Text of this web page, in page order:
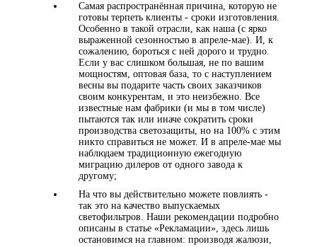
Самая распространённая причина, которую не
готовы терпеть клиенты - сроки изготовления.
Особенно в такой отрасли, как наша (с ярко
выраженной сезонностью в апреле-мае). И, к
сожалению, бороться с ней дорого и трудно.
Если у вас слишком большая, не по вашим
мощностям, оптовая база, то с наступлением
весны вы подарите часть своих заказчиков
своим конкурентам, и это неизбежно. Все
известные нам фабрики (и мы в том числе)
пытаются так или иначе сократить сроки
производства светозащиты, но на 100% с этим
никто справиться не может. И в апреле-мае мы
наблюдаем традиционную ежегодную
миграцию дилеров от одного завода к
другому;
На что вы действительно можете повлиять -
так это на качество выпускаемых
светофильтров. Наши рекомендации подробно
описаны в статье «Рекламации», здесь лишь
остановимся на главном: производя жалюзи,